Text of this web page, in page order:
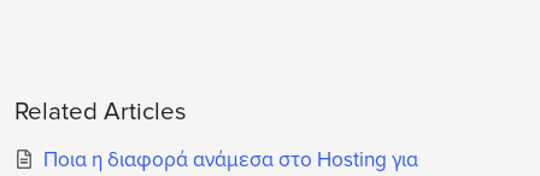
Related Articles
Ποια η διαφορά ανάμεσα στο Hosting για